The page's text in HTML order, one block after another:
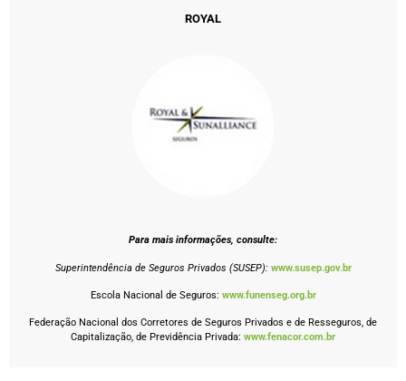
ROYAL
Para mais informações, consulte:
Superintendência de Seguros Privados (SUSEP): www.susep.gov.br
Escola Nacional de Seguros: www.funenseg.org.br
Federação Nacional dos Corretores de Seguros Privados e de Resseguros, de
Capitalização, de Previdência Privada: www.fenacor.com.br